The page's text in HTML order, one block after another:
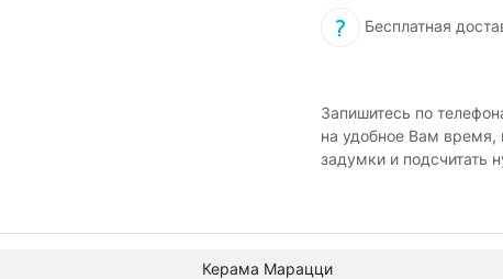
Бесплатная
Запишитесь по
на удобное Вам время,
задумки и подсчитать
Керама Марацци